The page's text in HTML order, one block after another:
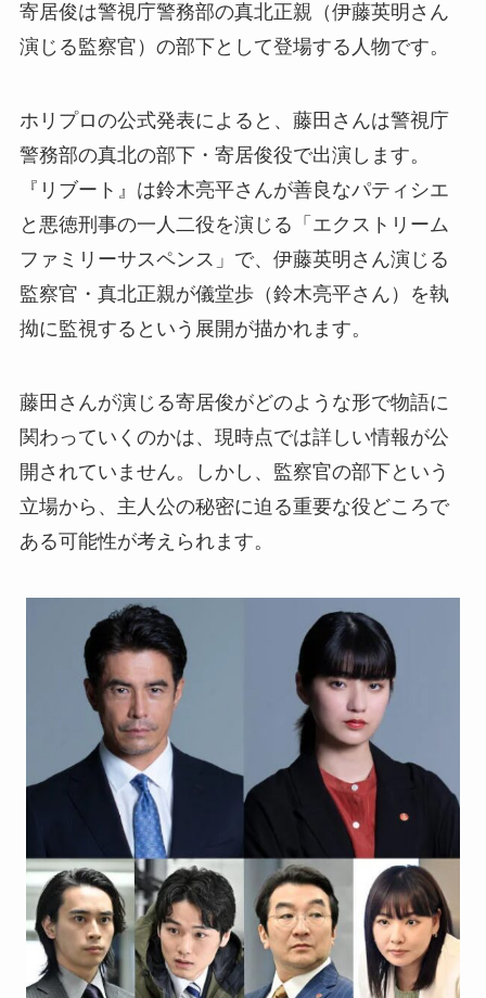
寄居俊は警視庁警務部の真北正親（伊藤英明さん
演じる監察官）の部下として登場する人物です。
ホリプロの公式発表によると、藤田さんは警視庁
警務部の真北の部下・寄居俊役で出演します。
『リブート』は鈴木亮平さんが善良なパティシエ
と悪徳刑事の一人二役を演じる「エクストリーム
ファミリーサスペンス」で、伊藤英明さん演じる
監察官・真北正親が儀堂歩（鈴木亮平さん）を執
拗に監視するという展開が描かれます。
藤田さんが演じる寄居俊がどのような形で物語に
関わっていくのかは、現時点では詳しい情報が公
開されていません。しかし、監察官の部下という
立場から、主人公の秘密に迫る重要な役どころで
ある可能性が考えられます。